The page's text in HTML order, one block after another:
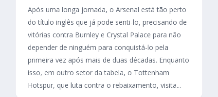
Após uma longa jornada, o Arsenal está tão perto
do título inglês que já pode senti-lo, precisando de
vitórias contra Burnley e Crystal Palace para não
depender de ninguém para conquistá-lo pela
primeira vez após mais de duas décadas. Enquanto
isso, em outro setor da tabela, o Tottenham
Hotspur, que luta contra o rebaixamento, visita...